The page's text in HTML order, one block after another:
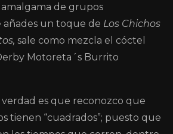
de grupos
añades un toque de Los Chichos
sale como mezcla el cóctel
Motoreta´s Burrito
verdad es que reconozco que
tienen “cuadrados”; puesto que